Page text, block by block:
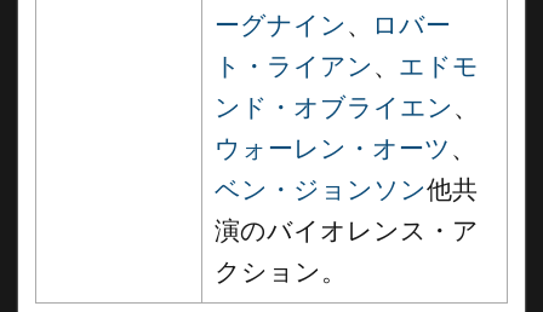
ーグナイン 、
ロバー
ト・ライアン 、 エドモ
ンド・オブライエン 、
ウォーレン・オーツ 、
ベン・ジョンソン他共
演のバイオレンス・ア
クション。